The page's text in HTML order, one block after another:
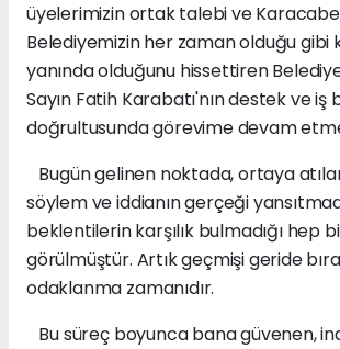
üyelerimizin ortak talebi ve
Belediyemizin her zaman olduğu gibi
yanında olduğunu hissettiren
Sayın Fatih Karabatı'nın destek ve iş
doğrultusunda görevime devam
Bugün gelinen noktada, ortaya
söylem ve iddianın gerçeği
beklentilerin karşılık bulmadığı hep
görülmüştür. Artık geçmişi geride
odaklanma zamanıdır.
Bu süreç boyunca bana güvenen,